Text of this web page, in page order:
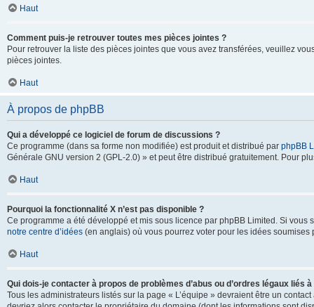
Haut
Comment puis-je retrouver toutes mes pièces jointes ?
Pour retrouver la liste des pièces jointes que vous avez transférées, veuillez
pièces jointes.
Haut
À propos de phpBB
Qui a développé ce logiciel de forum de discussions ?
Ce programme (dans sa forme non modifiée) est produit et distribué par phpBB
Générale GNU version 2 (GPL-2.0) » et peut être distribué gratuitement. Pour
Haut
Pourquoi la fonctionnalité X n’est pas disponible ?
Ce programme a été développé et mis sous licence par phpBB Limited. Si
notre centre d’idées (en anglais) où vous pourrez voter pour les idées soumises
Haut
Qui dois-je contacter à propos de problèmes d’abus ou d’ordres légaux liés
Tous les administrateurs listés sur la page « L’équipe » devraient être un